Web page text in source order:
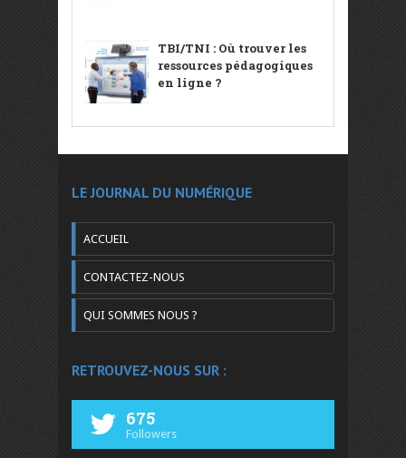
TBI/TNI : Où trouver les
ressources pédagogiques
en ligne ?
LE JOURNAL DU NUMÉRIQUE
ACCUEIL
CONTACTEZ-NOUS
QUI SOMMES NOUS ?
RETROUVEZ-NOUS SUR :
675
Followers